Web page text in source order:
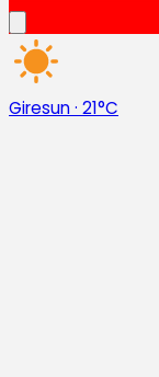
Giresun· 21°C